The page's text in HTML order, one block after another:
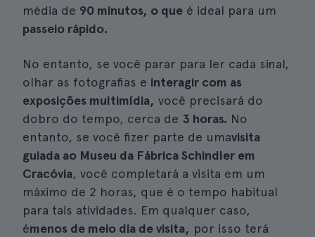
média de 90 minutos, o que é ideal para um
passeio rápido.
No entanto, se você parar para ler cada sinal,
olhar as fotografias e interagir com as
exposições multimídia, você precisará do
dobro do tempo, cerca de 3 horas. No
entanto, se você fizer parte de umavisita
guiada ao Museu da Fábrica Schindler em
Cracóvia, você completará a visita em um
máximo de 2 horas, que é o tempo habitual
para tais atividades. Em qualquer caso,
émenos de meio dia de visita, por isso terá